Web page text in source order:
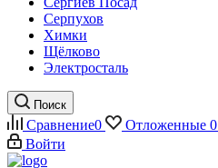
Серпухов
Химки
Щёлково
Электросталь
Поиск
Сравнение0 Отложенные 0
Войти